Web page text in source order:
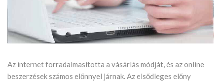
Az internet forradalmasította a vásárlás módját, és az online
beszerzések számos előnnyel járnak. Az elsődleges előny